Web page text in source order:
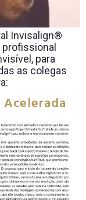
Invisalign®
para
as colegas